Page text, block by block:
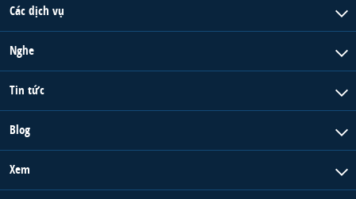
Các dịch vụ
Nghe
Tin tức
Blog
Xem